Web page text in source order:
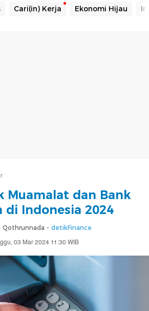
Cari(in) Kerja Ekonomi Hijau
Muamalat dan Bank
di Indonesia 2024
Qothrunnada - detikFinance
03 Mar 2024 11:30 WIB